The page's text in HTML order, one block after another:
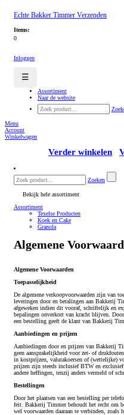
Echte Bakker Timmer Verzenden
Items:
0
Inloggen
☰
Assortiment
Naar de website
Menu
Account
Winkelwagen
Verder winkelen
Zoeken
Bekijk hele assortiment
Assortiment
Texelse Producten
Koek en Cake
Granola
Algemene
Algemene Voorwaarden
Toepasselijkheid
De algemene verkoopvoorwaarden zijn van
leveringen door en betalingen aan Bakkerij
afgeweken indien dit vooraf, schriftelijk en
bepalingen onverkort van kracht blijven.
een bestelling geeft de klant van Bakkerij
Aanbiedingen en prijzen
Aanbiedingen door en prijzen van Bakkerij
geen aansprakelijkheid voor zet- of
in kostprijzen, valutakoersen of (wettelijke)
prijzen zijn steeds inclusief BTW en
andere heffingen, tenzij anders vermeld of
Bestellingen
Door het plaatsen van een bestelling per
feit. Bakkerij Timmer behoudt het recht om
wel voorwaarden daaraan te verbinden, zoals